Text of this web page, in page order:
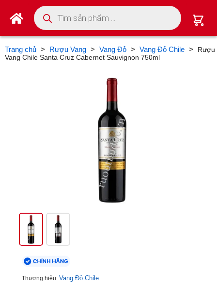
Trang chủ > Rượu Vang > Vang Đỏ > Vang Đỏ Chile >
Rượu
Vang Chile Santa Cruz Cabernet Sauvignon 750ml
Thương hiệu: Vang Đỏ Chile